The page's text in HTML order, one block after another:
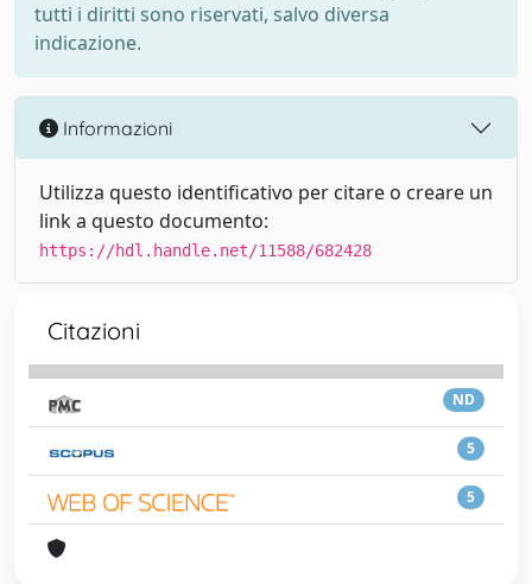
tutti i diritti sono riservati, salvo diversa
indicazione.
Informazioni
Utilizza questo identificativo per citare o creare un
link a questo documento:
https://hdl.handle.net/11588/682428
Citazioni
ND
5
5